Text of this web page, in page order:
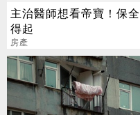
主治醫師想看帝寶！保
得起
房產